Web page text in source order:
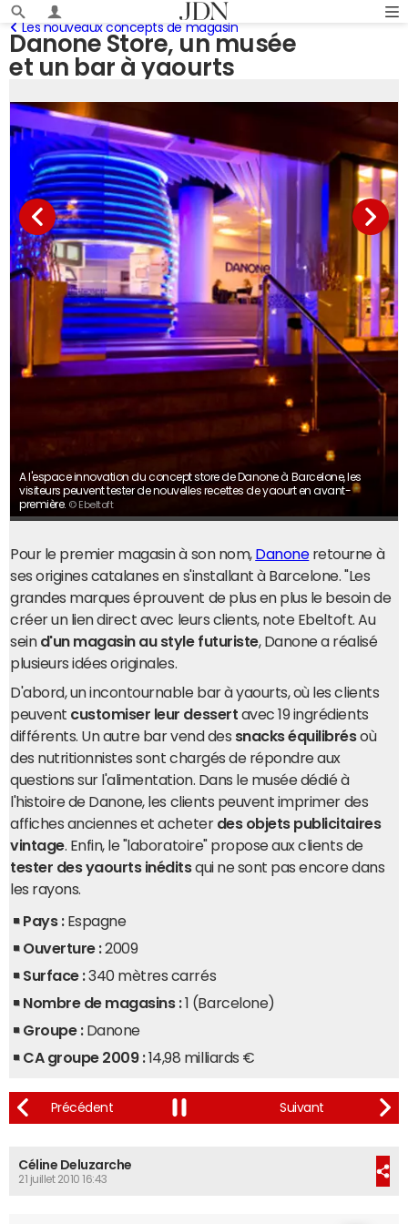
Danone Store, un musée
et un bar à yaourts
Les nouveaux concepts de magasin
A l'espace innovation du concept store de Danone à Barcelone, les
visiteurs peuvent tester de nouvelles recettes de yaourt en avant-
première. © Ebeltoft
Pour le premier magasin à son nom, Danoneretourne à
ses origines catalanes en s'installant à Barcelone. "Les
grandes marques éprouvent de plus en plus le besoin de
créer un lien direct avec leurs clients, note Ebeltoft. Au
sein d'un magasin au style futuriste, Danone a réalisé
plusieurs idées originales.
D'abord, un incontournable bar à yaourts, où les clients
peuvent customiser leur dessert avec 19 ingrédients
différents. Un autre bar vend des snacks équilibrésoù
des nutritionnistes sont chargés de répondre aux
questions sur l'alimentation. Dans le musée dédié à
l'histoire de Danone, les clients peuvent imprimer des
affiches anciennes et acheter des objets publicitaires
vintage. Enfin, le "laboratoire" propose aux clients de
tester des yaourts inéditsqui ne sont pas encore dans
les rayons.
Pays : Espagne
Ouverture :2009
Surface :340 mètres carrés
Nombre de magasins :1 (Barcelone)
Groupe : Danone
CA groupe 2009 :14,98 milliards €
Céline Deluzarche
21 juillet 2010 16:43